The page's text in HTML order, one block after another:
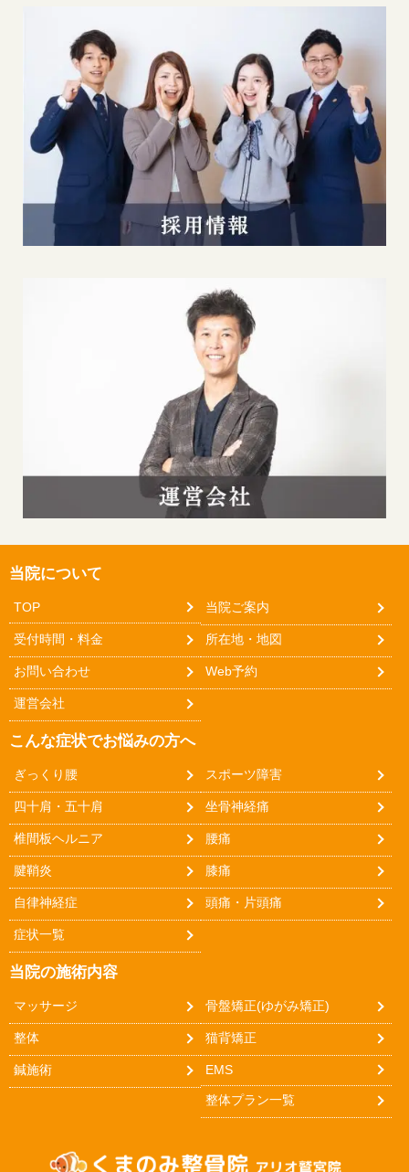
当院について
TOP 当院ご案内
受付時間・料金 所在地・地図
お問い合わせ Web予約
運営会社
こんな症状でお悩みの方へ
ぎっくり腰 スポーツ障害
四十肩・五十肩 坐骨神経痛
椎間板ヘルニア 腰痛
腱鞘炎 膝痛
自律神経症 頭痛・片頭痛
症状一覧
当院の施術内容
マッサージ 骨盤矯正(ゆがみ矯正)
整体 猫背矯正
鍼施術 EMS
整体プラン一覧